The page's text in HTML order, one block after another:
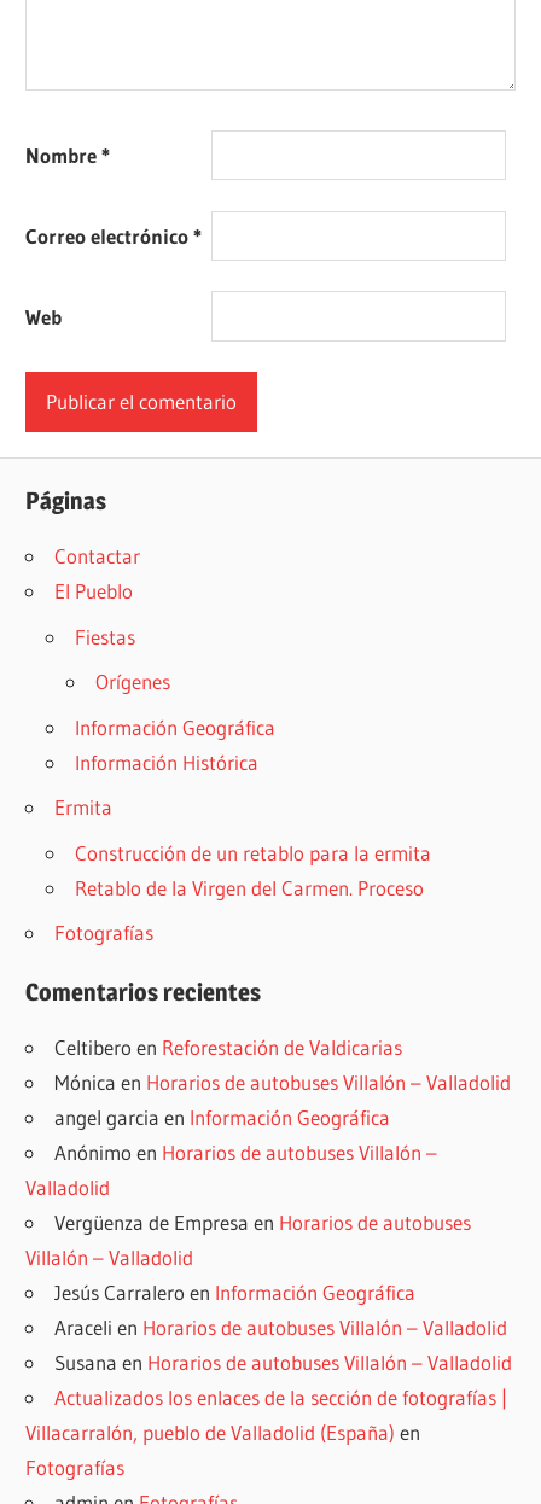
Nombre*
Correo electrónico*
Web
Páginas
Contactar
El Pueblo
Fiestas
Orígenes
Información Geográfica
Información Histórica
Ermita
Construcción de un retablo para la ermita
Retablo de la Virgen del Carmen. Proceso
Fotografías
Comentarios recientes
Celtibero en Reforestación de Valdicarias
Mónica en Horarios de autobuses Villalón – Valladolid
angel garcia en Información Geográfica
Anónimo en Horarios de autobuses Villalón –
Valladolid
Vergüenza de Empresa en Horarios de autobuses
Villalón – Valladolid
Jesús Carralero en Información Geográfica
Araceli en Horarios de autobuses Villalón – Valladolid
Susana en Horarios de autobuses Villalón – Valladolid
Actualizados los enlaces de la sección de fotografías |
Villacarralón, pueblo de Valladolid (España) en
Fotografías